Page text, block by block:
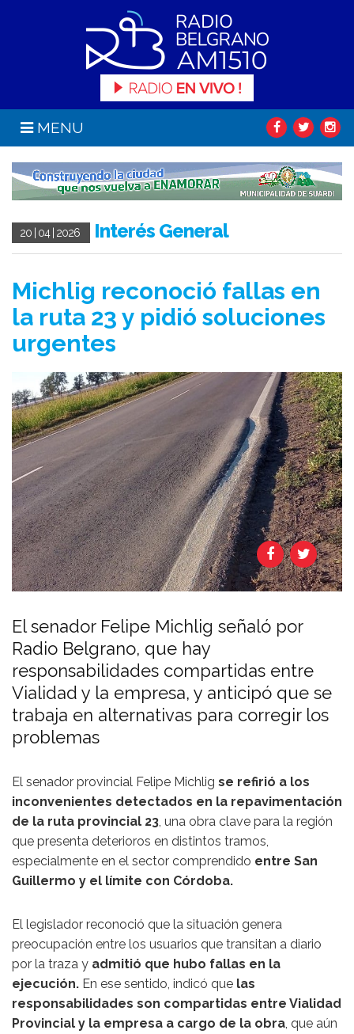
MENU
20 | 04 | 2026 Interés General
Michlig reconoció fallas en
la ruta 23 y pidió soluciones
urgentes
El senador Felipe Michlig señaló por
Radio Belgrano, que hay
responsabilidades compartidas entre
Vialidad y la empresa, y anticipó que se
trabaja en alternativas para corregir los
problemas
El senador provincial Felipe Michlig se refirió a los
inconvenientes detectados en la repavimentación
de la ruta provincial 23 , una obra clave para la región
que presenta deterioros en distintos tramos,
especialmente en el sector comprendido entre San
Guillermo y el límite con Córdoba.
El legislador reconoció que la situación genera
preocupación entre los usuarios que transitan a diario
por la traza y admitió que hubo fallas en la
ejecución. En ese sentido, indicó que las
responsabilidades son compartidas entre Vialidad
Provincial y la empresa a cargo de la obra , que aún